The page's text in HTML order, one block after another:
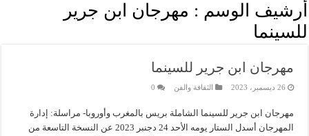
أرشيف الوسم : مهرجان ابن جرير
للسينما
مهرجان ابن جرير للسينما
26 ديسمبر، 2023 الثقافة والفن 0
مهرجان ابن جرير للسينما الشاملة بريس بالمغرب وأوروبا- مراسلة: إدارة
المهرجان أسدل الستار يومه الأحد 24 دجنبر 2023 عن النسخة التاسعة من